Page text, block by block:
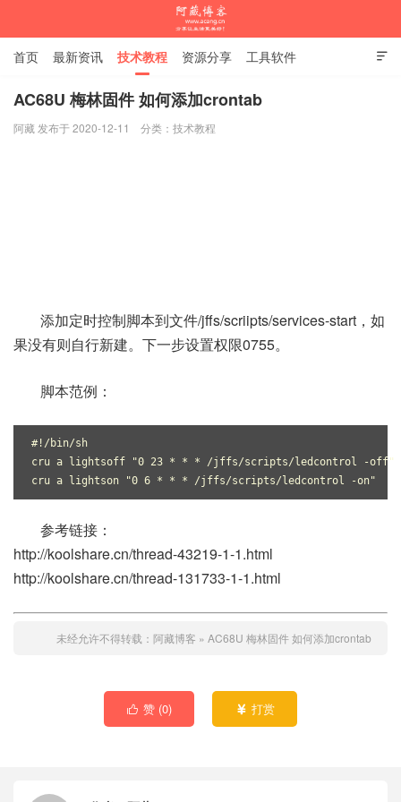

首页 最新资讯 技术教程 资源分享 工具软件
杂谈随笔
AC68U 梅林固件 如何添加crontab
阿藏 发布于 2020-12-11 分类： 技术教程
添加定时控制脚本到文件/jffs/scriipts/services-start，如
果没有则自行新建。下一步设置权限0755。
脚本范例：
#!/bin/sh
cru a lightsoff "0 23 * * * /jffs/scripts/ledcontrol -off"
cru a lightson "0 6 * * * /jffs/scripts/ledcontrol -on"
参考链接：
http://koolshare.cn/thread-43219-1-1.html
http://koolshare.cn/thread-131733-1-1.html
未经允许不得转载： 阿藏博客 » AC68U 梅林固件 如何添加crontab
 赞 (0)  打赏